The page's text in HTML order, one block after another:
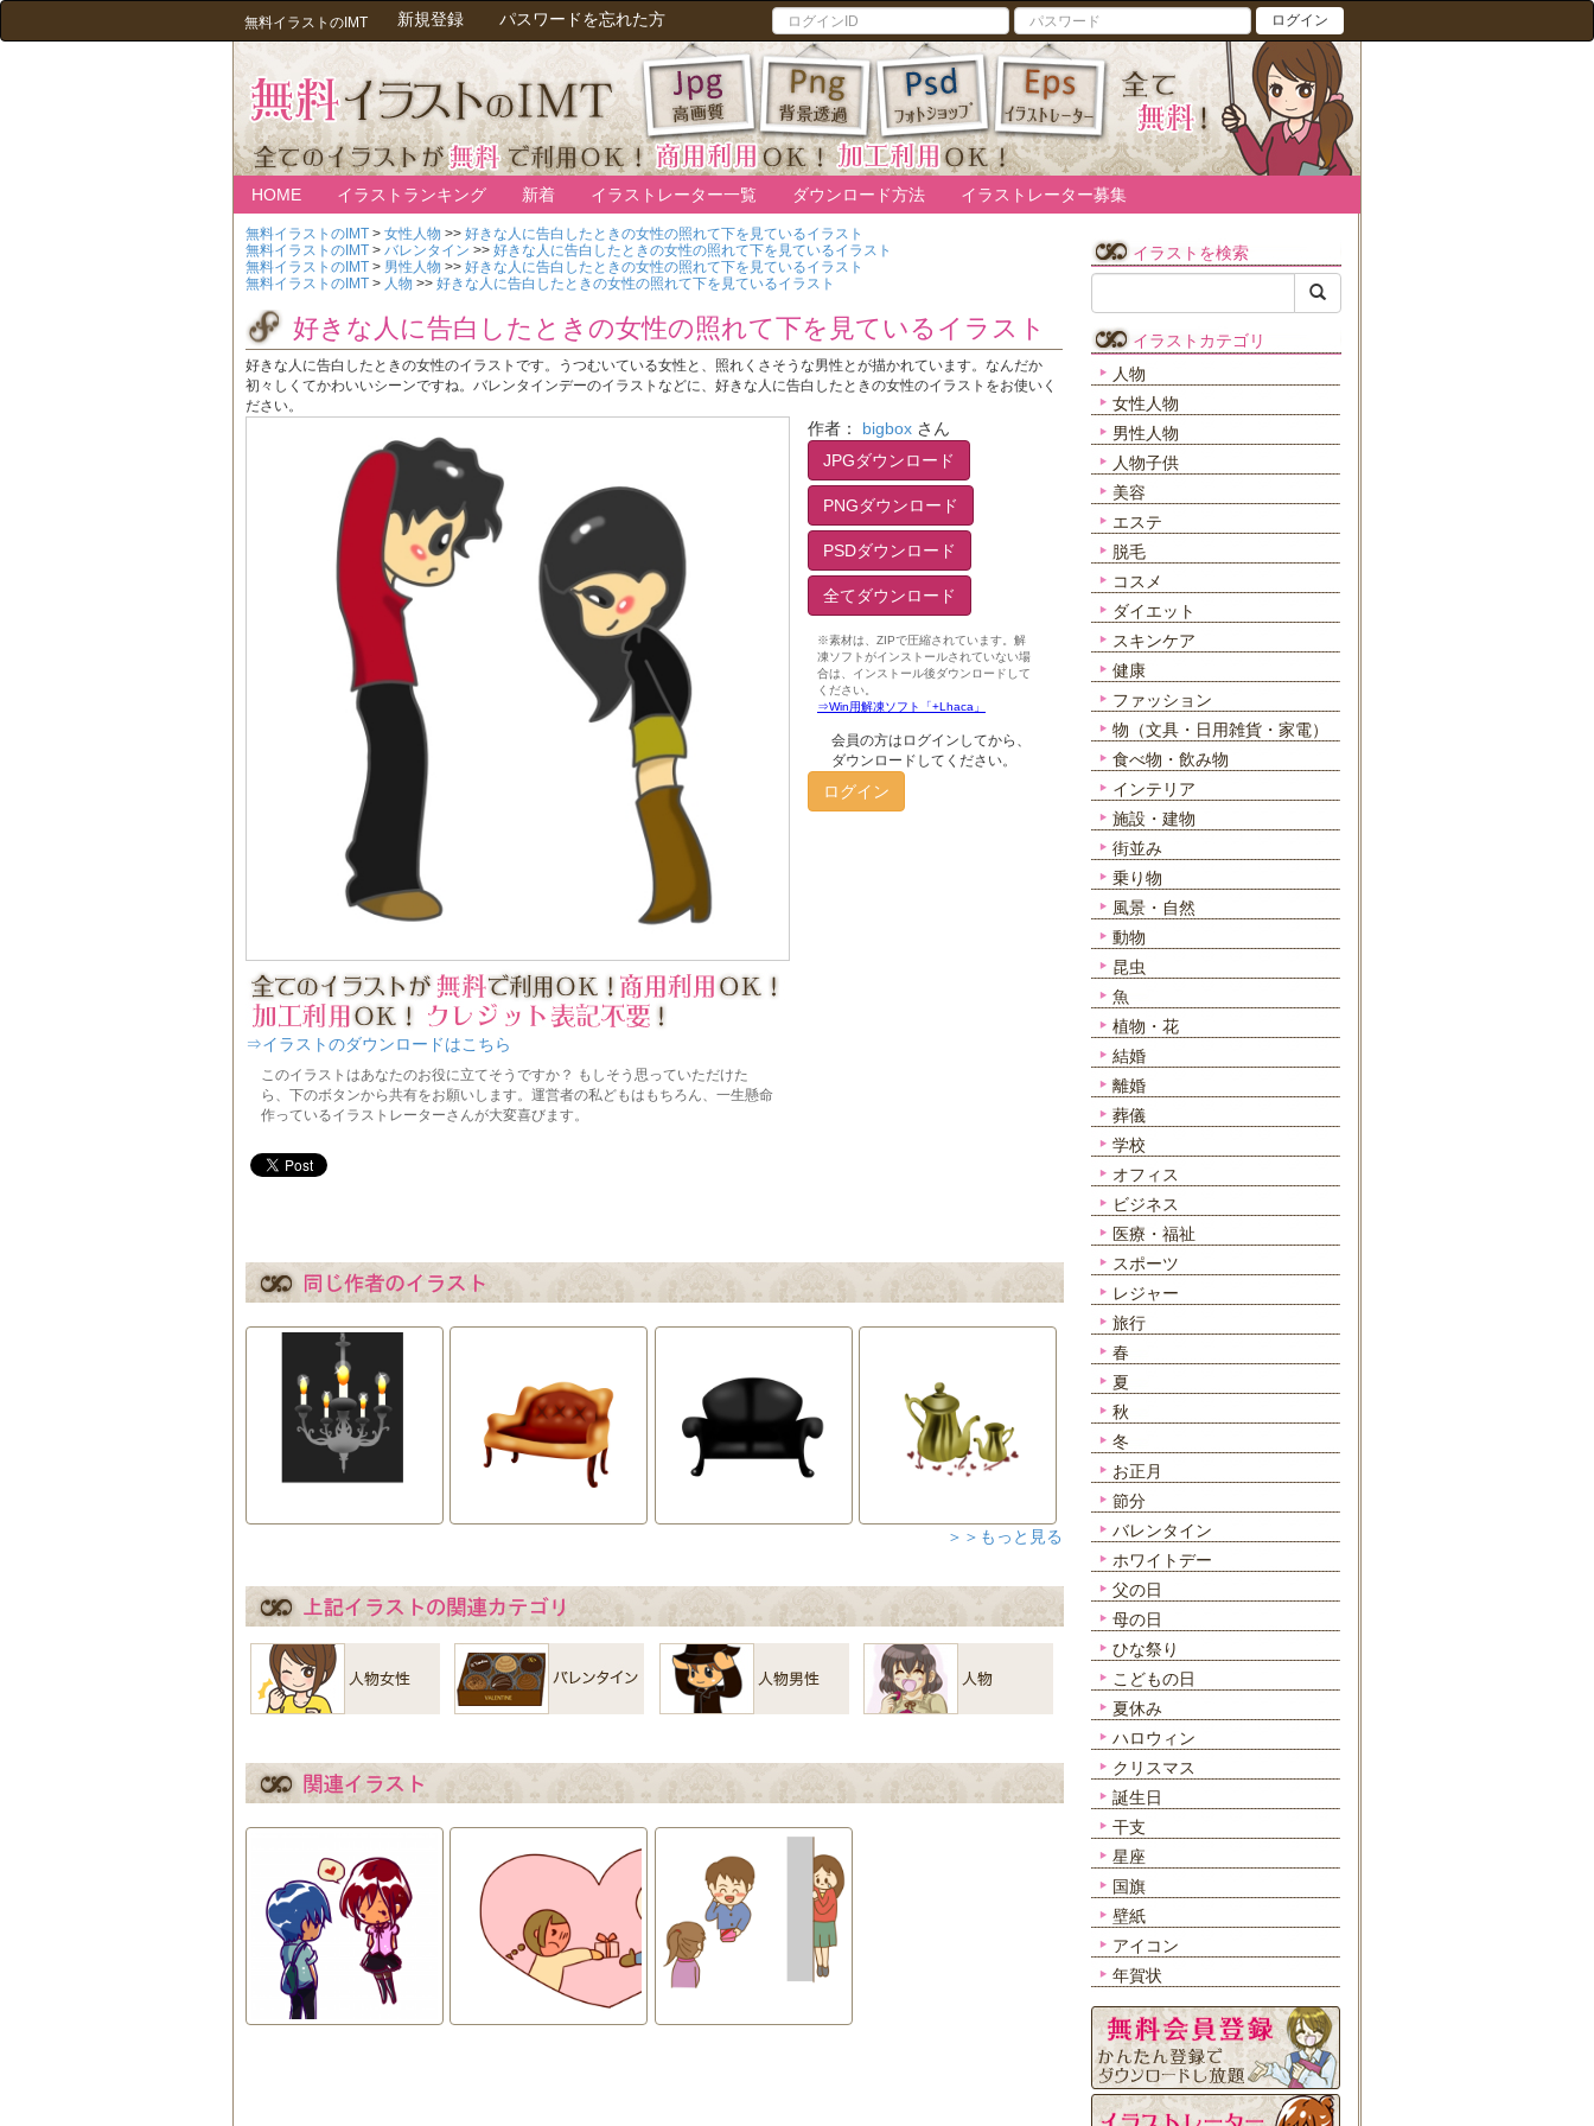
無料イラストのIMT 新規登録 パスワードを忘れた方 ログイン
HOME イラストランキング 新着 イラストレーター一覧 ダウンロード方法 イラストレーター募集
無料イラストのIMT > 女性人物 >> 好きな人に告白したときの女性の照れて下を見ているイラスト
無料イラストのIMT > バレンタイン >> 好きな人に告白したときの女性の照れて下を見ているイラスト
無料イラストのIMT > 男性人物 >> 好きな人に告白したときの女性の照れて下を見ているイラスト
無料イラストのIMT > 人物 >> 好きな人に告白したときの女性の照れて下を見ているイラスト
好きな人に告白したときの女性の照れて下を見ているイラスト
好きな人に告白したときの女性のイラストです。うつむいている女性と、照れくさそうな男性とが描かれています。なんだか
初々しくてかわいいシーンですね。バレンタインデーのイラストなどに、好きな人に告白したときの女性のイラストをお使いく
ださい。
⇒イラストのダウンロードはこちら
作者： bigbox さん
JPGダウンロード
PNGダウンロード
PSDダウンロード
全てダウンロード
会員の方はログインしてから、
ダウンロードしてください。
ログイン
＞＞もっと見る
イラストを検索
イラストカテゴリ
人物
女性人物
男性人物
人物子供
美容
エステ
脱毛
コスメ
ダイエット
スキンケア
健康
ファッション
物（文具・日用雑貨・家電）
食べ物・飲み物
インテリア
施設・建物
街並み
乗り物
風景・自然
動物
昆虫
魚
植物・花
結婚
離婚
葬儀
学校
オフィス
ビジネス
医療・福祉
スポーツ
レジャー
旅行
春
夏
秋
冬
お正月
節分
バレンタイン
ホワイトデー
父の日
母の日
ひな祭り
こどもの日
夏休み
ハロウィン
クリスマス
誕生日
干支
星座
国旗
壁紙
アイコン
年賀状